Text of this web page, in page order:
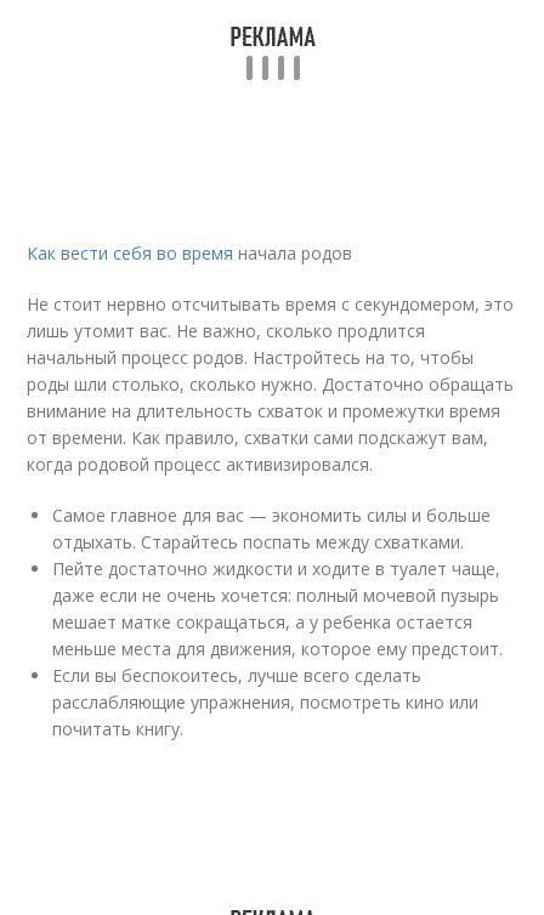
Как вести себя во время начала родов
Не стоит нервно отсчитывать время с секундомером, это
лишь утомит вас. Не важно, сколько продлится
начальный процесс родов. Настройтесь на то, чтобы
роды шли столько, сколько нужно. Достаточно обращать
внимание на длительность схваток и промежутки время
от времени. Как правило, схватки сами подскажут вам,
когда родовой процесс активизировался.
Самое главное для вас — экономить силы и больше
отдыхать. Старайтесь поспать между схватками.
Пейте достаточно жидкости и ходите в туалет чаще,
даже если не очень хочется: полный мочевой пузырь
мешает матке сокращаться, а у ребенка остается
меньше места для движения, которое ему предстоит.
Если вы беспокоитесь, лучше всего сделать
расслабляющие упражнения, посмотреть кино или
почитать книгу.